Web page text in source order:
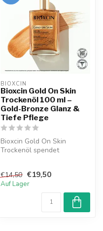
BIOXCIN
Bioxcin Gold On Skin
Trockenöl 100 ml –
Gold-Bronze Glanz &
Tiefe Pflege
Bioxcin Gold On Skin
Trockenöl spendet
€14,50 €19,50
Auf Lager